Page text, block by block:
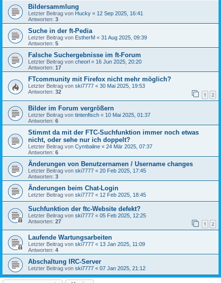
Bildersammlung
Letzter Beitrag von Hucky « 12 Sep 2025, 16:41
Antworten: 3
Suche in der ft-Pedia
Letzter Beitrag von EstherM « 31 Aug 2025, 09:39
Antworten: 5
Falsche Suchergebnisse im ft-Forum
Letzter Beitrag von cheorl « 16 Jun 2025, 20:20
Antworten: 17
FTcommunity mit Firefox nicht mehr möglich?
Letzter Beitrag von ski7777 « 30 Mai 2025, 19:53
Antworten: 32 1 2
Bilder im Forum vergrößern
Letzter Beitrag von tintenfisch « 10 Mai 2025, 01:37
Antworten: 6
Stimmt da mit der FTC-Suchfunktion immer noch etwas
nicht, oder sehe nur ich doppelt?
Letzter Beitrag von Cymbaline « 24 Mär 2025, 07:37
Antworten: 6
Änderungen von Benutzernamen / Username changes
Letzter Beitrag von ski7777 « 20 Feb 2025, 17:45
Antworten: 3
Änderungen beim Chat-Login
Letzter Beitrag von ski7777 « 12 Feb 2025, 18:45
Suchfunktion der ftc-Website defekt?
Letzter Beitrag von ski7777 « 05 Feb 2025, 12:25
Antworten: 27 1 2
Laufende Wartungsarbeiten
Letzter Beitrag von ski7777 « 13 Jan 2025, 11:09
Antworten: 4
Abschaltung IRC-Server
Letzter Beitrag von ski7777 « 07 Jan 2025, 21:12